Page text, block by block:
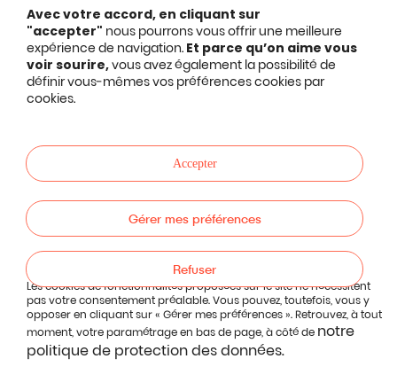
Avec votre accord, en cliquant sur
"accepter" nous pourrons vous offrir une meilleure
expérience de navigation. Et parce qu’on aime vous
voir sourire,vous avez également la possibilité de
définir vous-mêmes vos préférences cookies par
cookies.
Les cookies de fonctionnalités proposées sur le site ne nécessitent
pas votre consentement préalable. Vous pouvez, toutefois, vous y
opposer en cliquant sur « Gérer mes préférences ». Retrouvez, à tout
moment, votre paramétrage en bas de page, à côté de notre
politique de protection des données.
Refuser
Gérer mes préférences
Accepter